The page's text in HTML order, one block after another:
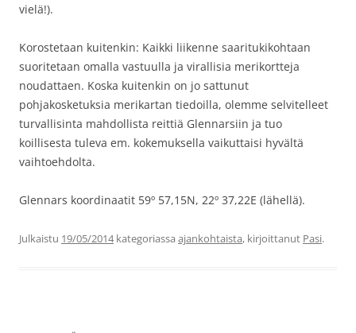
vielä!).
Korostetaan kuitenkin: Kaikki liikenne saaritukikohtaan
suoritetaan omalla vastuulla ja virallisia merikortteja
noudattaen. Koska kuitenkin on jo sattunut
pohjakosketuksia merikartan tiedoilla, olemme selvitelleet
turvallisinta mahdollista reittiä Glennarsiin ja tuo
koillisesta tuleva em. kokemuksella vaikuttaisi hyvältä
vaihtoehdolta.
Glennars koordinaatit 59º 57,15N, 22º 37,22E (lähellä).
Julkaistu 19/05/2014kategoriassa ajankohtaista, kirjoittanut Pasi.